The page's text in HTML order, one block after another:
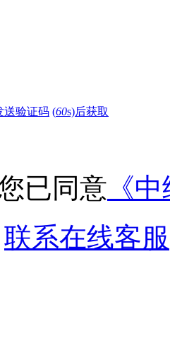
送验证码 (60s)后获取
已同意 《
联系在线客服